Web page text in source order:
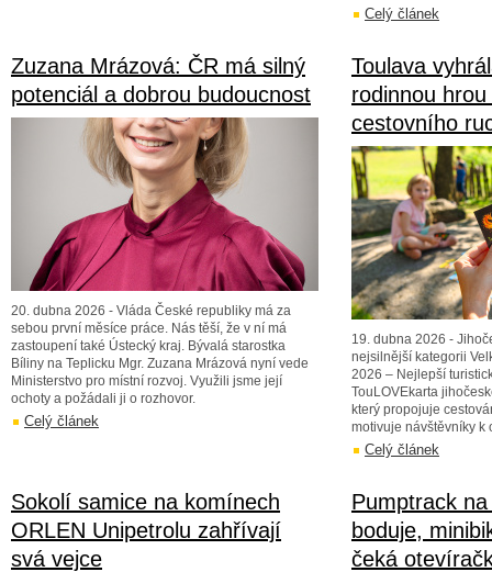
Celý článek
Zuzana Mrázová: ČR má silný
potenciál a dobrou budoucnost
20. dubna 2026 - Vláda České republiky má za
sebou první měsíce práce. Nás těší, že v ní má
zastoupení také Ústecký kraj. Bývalá starostka
Bíliny na Teplicku Mgr. Zuzana Mrázová nyní vede
Ministerstvo pro místní rozvoj. Využili jsme její
ochoty a požádali ji o rozhovor.
Celý článek
Toulava
rodinnou
cestovního
19. dubna 2026 -
nejsilnější kategorii
2026 – Nejlepší
TouLOVEkarta
který propojuje
motivuje návštěvníky k
Celý článek
Sokolí samice na komínech
ORLEN Unipetrolu zahřívají
svá vejce
Pumptrack
boduje,
čeká